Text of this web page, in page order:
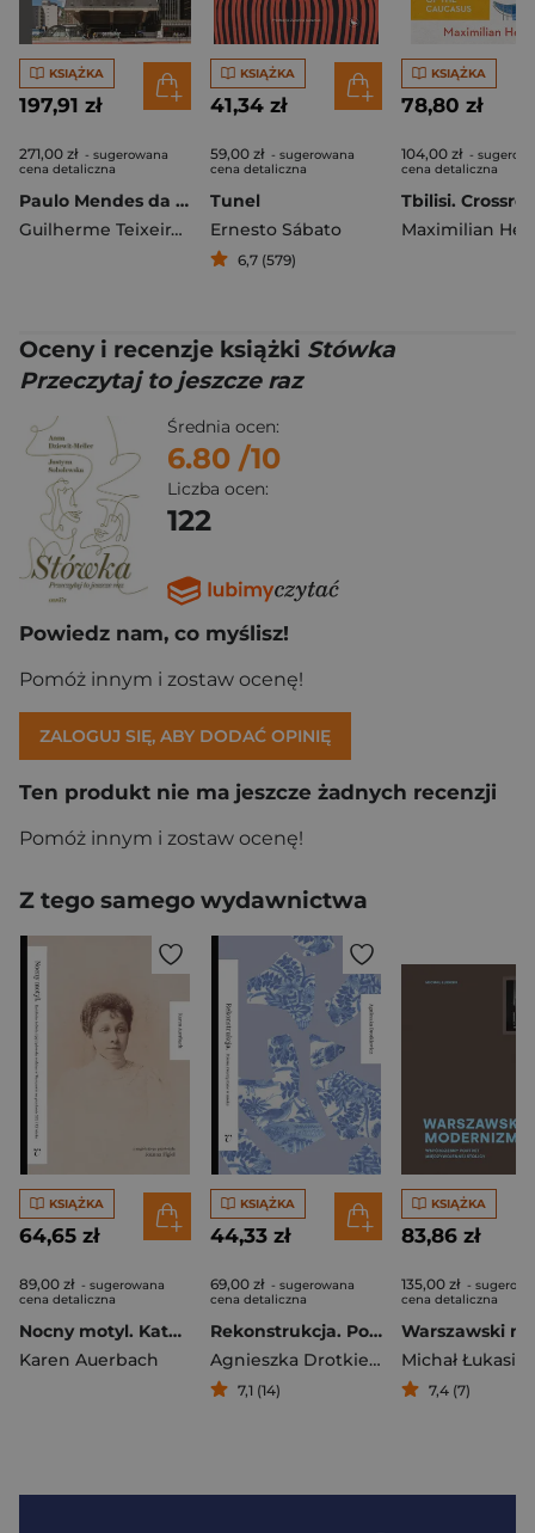
KSIĄŻKA
197,91 zł
271,00 zł - sugerowana
cena detaliczna
Paulo Mendes da Rocha. The Architecture of Possibility
Guilherme Teixeira Wisnik
KSIĄŻKA
41,34 zł
59,00 zł - sugerowana
cena detaliczna
Tunel
Ernesto Sábato
6,7 (579)
KSIĄŻKA
78,80 zł
104,00 zł -
cena detaliczna
Maximilian
Oceny i recenzje książki Stówka
Przeczytaj to jeszcze raz
Średnia ocen:
6.80 /10
Liczba ocen:
122
Powiedz nam, co myślisz!
Pomóż innym i zostaw ocenę!
ZALOGUJ SIĘ, ABY DODAĆ OPINIĘ
Ten produkt nie ma jeszcze żadnych recenzji
Pomóż innym i zostaw ocenę!
Z tego samego wydawnictwa
KSIĄŻKA
64,65 zł
89,00 zł - sugerowana
cena detaliczna
Nocny motyl. Katolicka kobieta i jej żydowska rodzina w Warszawie na przełomie XIX i XX wieku
Karen Auerbach
KSIĄŻKA
44,33 zł
69,00 zł - sugerowana
cena detaliczna
Rekonstrukcja. Połowa twarzy tonie w mroku
Agnieszka Drotkiewicz
7,1 (14)
KSIĄŻKA
83,86 zł
135,00 zł -
cena detaliczna
Michał Łukasik
7,4 (7)